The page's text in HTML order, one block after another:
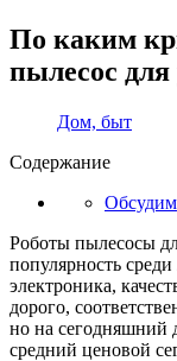
По каким
пылесос
Дом, быт
Содержание
Обсудим
Роботы пылесосы
популярность
электроника,
дорого,
но на сегодняшний
средний ценовой